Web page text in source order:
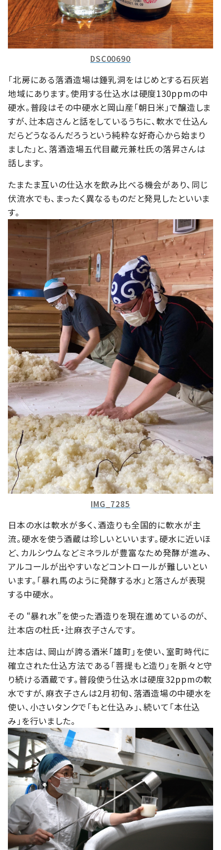
DSC00690
「北房にある落酒造場は鍾乳洞をはじめとする石灰岩
地域にあります。使用する仕込水は硬度130ppmの中
硬水。普段はその中硬水と岡山産「朝日米」で醸造しま
すが、辻本店さんと話をしているうちに、軟水で仕込ん
だらどうなるんだろうという純粋な好奇心から始まり
ました」と、落酒造場五代目蔵元兼杜氏の落昇さんは
話します。
たまたま互いの仕込水を飲み比べる機会があり、同じ
伏流水でも、まったく異なるものだと発見したといいま
す。
IMG_7285
日本の水は軟水が多く、酒造りも全国的に軟水が主
流。硬水を使う酒蔵は珍しいといいます。硬水に近いほ
ど、カルシウムなどミネラルが豊富なため発酵が進み、
アルコールが出やすいなどコントロールが難しいとい
います。「暴れ馬のように発酵する水」と落さんが表現
する中硬水。
その “暴れ水”を使った酒造りを現在進めているのが、
辻本店の杜氏・辻麻衣子さんです。
辻本店は、岡山が誇る酒米「雄町」を使い、室町時代に
確立された仕込方法である「菩提もと造り」を脈々と守
り続ける酒蔵です。普段使う仕込水は硬度32ppmの軟
水ですが、麻衣子さんは2月初旬、落酒造場の中硬水を
使い、小さいタンクで「もと仕込み」、続いて「本仕込
み」を行いました。